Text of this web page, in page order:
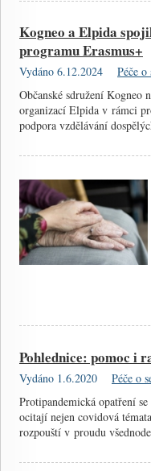
Kogneo a Elpida
programu Erasmus+
Vydáno 6.12.2024 Péče
Občanské sdružení Kogneo
organizací Elpida v rámci
podpora vzdělávání
Pohlednice: pomoc i
Vydáno 1.6.2020 Péče o
Protipandemická opatření
ocitají nejen covidová
rozpouští v proudu